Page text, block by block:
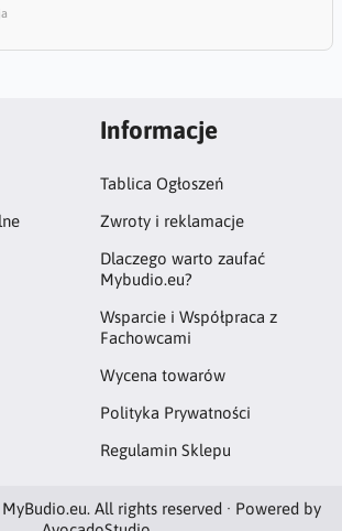
Informacje
Tablica Ogłoszeń
Zwroty i reklamacje
Dlaczego warto zaufać
Mybudio.eu?
Wsparcie i Współpraca z
Fachowcami
Wycena towarów
Polityka Prywatności
Regulamin Sklepu
All rights reserved · Powered by